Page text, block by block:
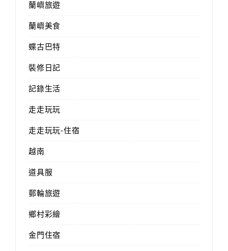
蘭嶼旅遊
蘭嶼美食
蝶古巴特
裝修日記
記錄生活
走走玩玩
走走玩玩-住宿
越南
道具服
郵輪旅遊
鄉村彩繪
金門住宿